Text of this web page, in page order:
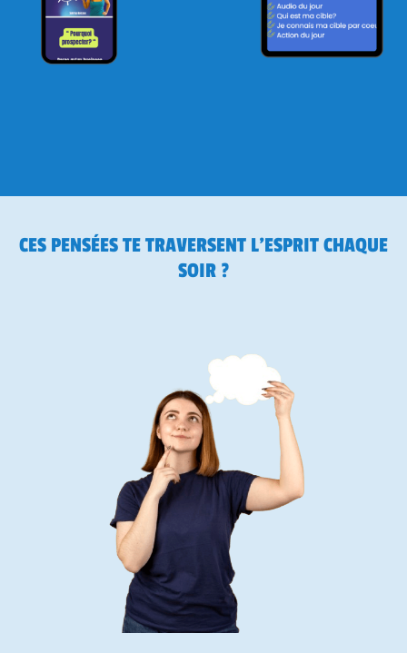
CES PENSÉES TE TRAVERSENT L'ESPRIT CHAQUE
SOIR ?